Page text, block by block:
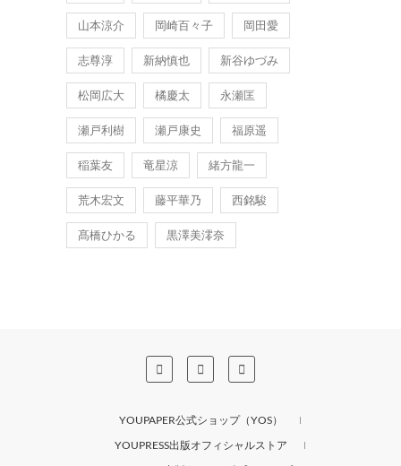
山本涼介 岡崎百々子 岡田愛
志尊淳 新納慎也 新谷ゆづみ
松岡広大 橘慶太 永瀬匡
瀬戸利樹 瀬戸康史 福原遥
稲葉友 竜星涼 緒方龍一
荒木宏文 藤平華乃 西銘駿
髙橋ひかる 黒澤美澪奈
YOUPAPER公式ショップ（YOS）
YOUPRESS出版オフィシャルストア